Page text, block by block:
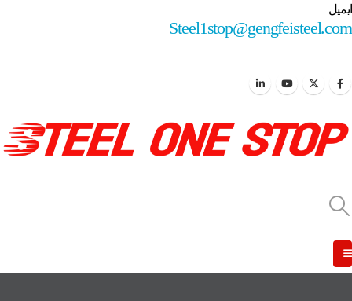
ایمیل
Steel1stop@gengfeisteel.com